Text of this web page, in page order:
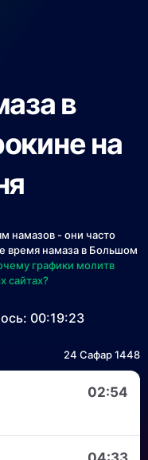
в
на
намазов - они часто
время намаза в Большом
графики молитв
сайтах?
00:19:23
24 Сафар 1448
02:54